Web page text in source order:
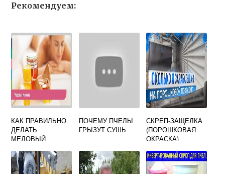
Рекомендуем:
КАК ПРАВИЛЬНО
ДЕЛАТЬ
МЕДОВЫЙ
СПИНЕ
ПОЧЕМУ ПЧЕЛЫ
ГРЫЗУТ СУШЬ
СКРЕП-ЗАЩЕЛКА
(ПОРОШКОВАЯ
ОКРАСКА)